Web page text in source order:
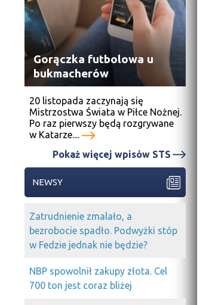
Gorączka futbolowa u
bukmacherów
20 listopada zaczynają się
Mistrzostwa Świata w Piłce Nożnej.
Po raz pierwszy będą rozgrywane
w Katarze....
Pokaż więcej wpisów STS
NEWSY
Zatrudnienie zmalało, a
bezrobocie spadło. Podwyżki stóp
w Fedzie jednak nie będzie?
NBP spowolnił zakupy złota. Cel
700 ton jest coraz bliżej